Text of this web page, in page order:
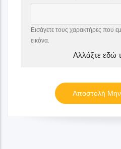
Εισάγετε τους χαρακτήρες που
εικόνα.
Αλλάξτε εδώ